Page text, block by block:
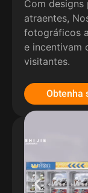
Com designs
atraentes,
fotográficos
e incentivam
visitantes.
Obtenha